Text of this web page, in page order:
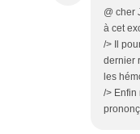
@ cher
à cet
/> Il
dernier
les
/> Enfin